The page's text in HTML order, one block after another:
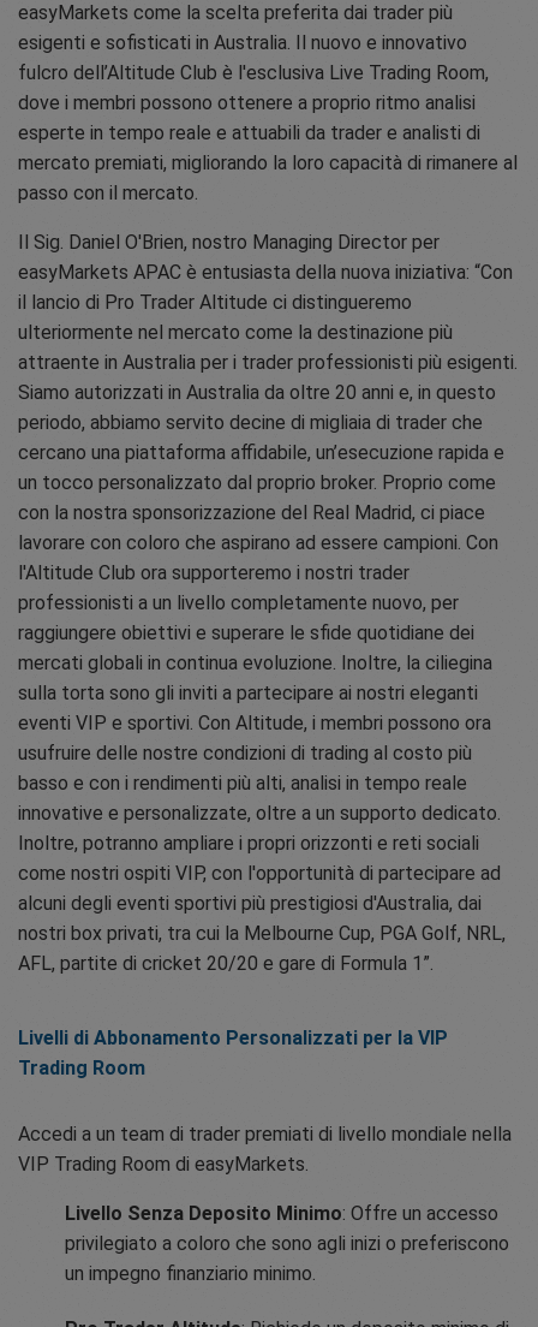
easyMarkets come la scelta preferita dai trader più
esigenti e sofisticati in Australia. Il nuovo e innovativo
fulcro dell’Altitude Club è l'esclusiva Live Trading Room,
dove i membri possono ottenere a proprio ritmo analisi
esperte in tempo reale e attuabili da trader e analisti di
mercato premiati, migliorando la loro capacità di rimanere al
passo con il mercato.
Il Sig. Daniel O'Brien, nostro Managing Director per
easyMarkets APAC è entusiasta della nuova iniziativa: “Con
il lancio di Pro Trader Altitude ci distingueremo
ulteriormente nel mercato come la destinazione più
attraente in Australia per i trader professionisti più esigenti.
Siamo autorizzati in Australia da oltre 20 anni e, in questo
periodo, abbiamo servito decine di migliaia di trader che
cercano una piattaforma affidabile, un’esecuzione rapida e
un tocco personalizzato dal proprio broker. Proprio come
con la nostra sponsorizzazione del Real Madrid, ci piace
lavorare con coloro che aspirano ad essere campioni. Con
l'Altitude Club ora supporteremo i nostri trader
professionisti a un livello completamente nuovo, per
raggiungere obiettivi e superare le sfide quotidiane dei
mercati globali in continua evoluzione. Inoltre, la ciliegina
sulla torta sono gli inviti a partecipare ai nostri eleganti
eventi VIP e sportivi. Con Altitude, i membri possono ora
usufruire delle nostre condizioni di trading al costo più
basso e con i rendimenti più alti, analisi in tempo reale
innovative e personalizzate, oltre a un supporto dedicato.
Inoltre, potranno ampliare i propri orizzonti e reti sociali
come nostri ospiti VIP, con l'opportunità di partecipare ad
alcuni degli eventi sportivi più prestigiosi d'Australia, dai
nostri box privati, tra cui la Melbourne Cup, PGA Golf, NRL,
AFL, partite di cricket 20/20 e gare di Formula 1”.
Livelli di Abbonamento Personalizzati per la VIP
Trading Room
Accedi a un team di trader premiati di livello mondiale nella
VIP Trading Room di easyMarkets.
Livello Senza Deposito Minimo: Offre un accesso
privilegiato a coloro che sono agli inizi o preferiscono
un impegno finanziario minimo.